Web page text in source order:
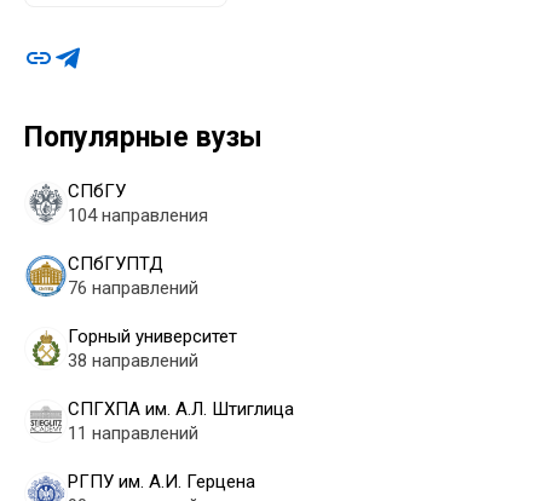
Популярные вузы
СПбГУ
104 направления
СПбГУПТД
76 направлений
Горный университет
38 направлений
СПГХПА им. А.Л. Штиглица
11 направлений
РГПУ им. А.И. Герцена